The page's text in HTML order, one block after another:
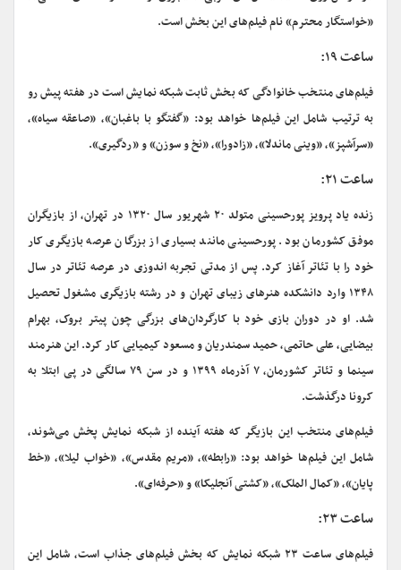
«خواستگار محترم» نام فیلم‌های این بخش است.
ساعت ۱۹:
فیلم‌های منتخب خانوادگی که بخش ثابت شبکه نمایش است در هفته پیش رو
به ترتیب شامل این فیلم‌ها خواهد بود: «گفتگو با باغبان»، «صاعقه سیاه»،
«سرآشپز»، «وینی ماندلا»، «زادورا»، «نخ و سوزن» و «ردگیری».
ساعت ۲۱:
زنده یاد پرویز پورحسینی متولد ۲۰ شهریور سال ۱۳۲۰ در تهران، از بازیگران
موفق کشورمان بود. پورحسینی مانند بسیاری از بزرگان عرصه بازیگری کار
خود را با تئاتر آغاز کرد. پس از مدتی تجربه اندوزی در عرصه تئاتر در سال
۱۳۴۸ وارد دانشکده هنرهای زیبای تهران و در رشته بازیگری مشغول تحصیل
شد. او در دوران بازی خود با کارگردان‌های بزرگی چون پیتر بروک، بهرام
بیضایی، علی حاتمی، حمید سمندریان و مسعود کیمیایی کار کرد. این هنرمند
سینما و تئاتر کشورمان، ۷ آذرماه
و در سن ۷۹ سالگی در پی ابتلا به
کرونا درگذشت.
فیلم‌های منتخب این بازیگر که هفته آینده از شبکه نمایش پخش می‌شوند،
شامل این فیلم‌ها خواهد بود: «رابطه»، «مریم مقدس»، «خواب لیلا»، «خط
پایان»، «کمال الملک»، «کشتی آنجلیکا» و «حرفه‌ای».
ساعت ۲۳:
فیلم‌های ساعت ۲۳ شبکه نمایش که بخش فیلم‌های جذاب است، شامل این